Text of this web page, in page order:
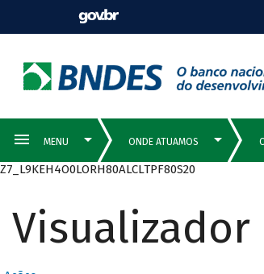
Z7_L9KEH4O0LORH80ALCLTPF80S20
Visualizador